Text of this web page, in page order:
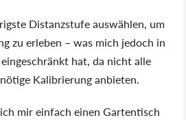
Distanzstufe auswählen, um
zu erleben – was mich jedoch in
hat, da nicht alle
Kalibrierung anbieten.
mir einfach einen Gartentisch